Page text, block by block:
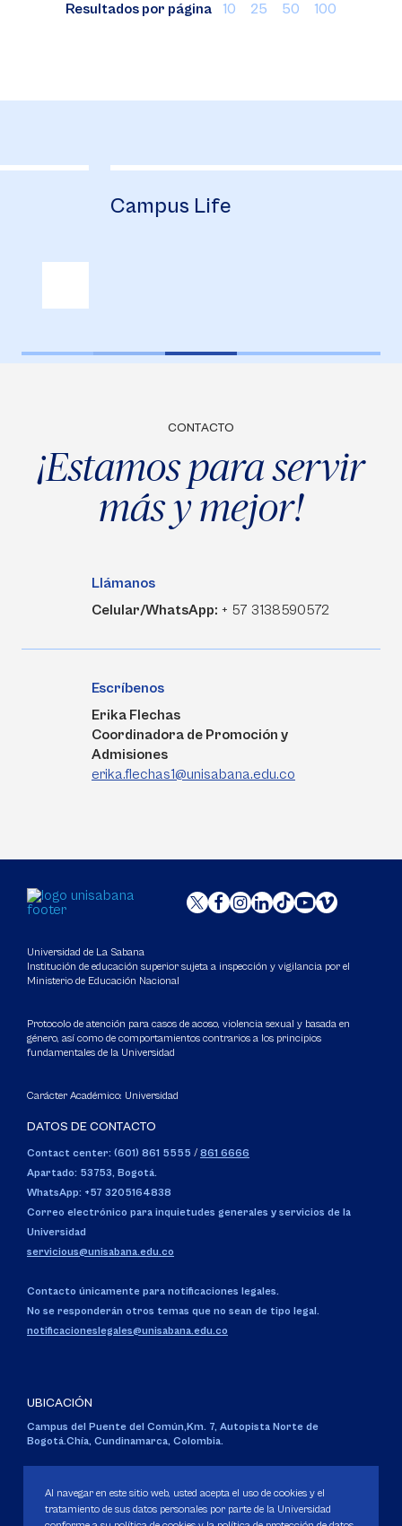
Resultados por página 10 25 50 100
Campus Life
CONTACTO
¡Estamos para servir
más y mejor!
Llámanos
Celular/WhatsApp: + 57 3138590572
Escríbenos
Erika Flechas
Coordinadora de Promoción y
Admisiones
erika.flechas1@unisabana.edu.co
Universidad de La Sabana
Institución de educación superior sujeta a inspección y vigilancia por el
Ministerio de Educación Nacional
Protocolo de atención para casos de acoso, violencia sexual y basada en
género, así como de comportamientos contrarios a los principios
fundamentales de la Universidad
Carácter Académico: Universidad
DATOS DE CONTACTO
Contact center: (601) 861 5555 / 861 6666
Apartado: 53753, Bogotá.
WhatsApp: +57 3205164838
Correo electrónico para inquietudes generales y servicios de la
Universidad
servicious@unisabana.edu.co
Contacto únicamente para notificaciones legales.
No se responderán otros temas que no sean de tipo legal.
notificacioneslegales@unisabana.edu.co
UBICACIÓN
Campus del Puente del Común,Km. 7, Autopista Norte de
Bogotá.Chía, Cundinamarca, Colombia.
Personería Jurídica:Resolución 130 del 14 de enero de 1980.
Ministerio de Educación Nacional.
Al navegar en este sitio web, usted acepta el uso de cookies y el
tratamiento de sus datos personales por parte de la Universidad